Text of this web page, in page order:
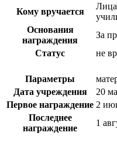
Кому вручается
Лица
Основания
награждения
За
Статус
не
Параметры
Дата учреждения
20
Первое награждение 2
Последнее
награждение
1